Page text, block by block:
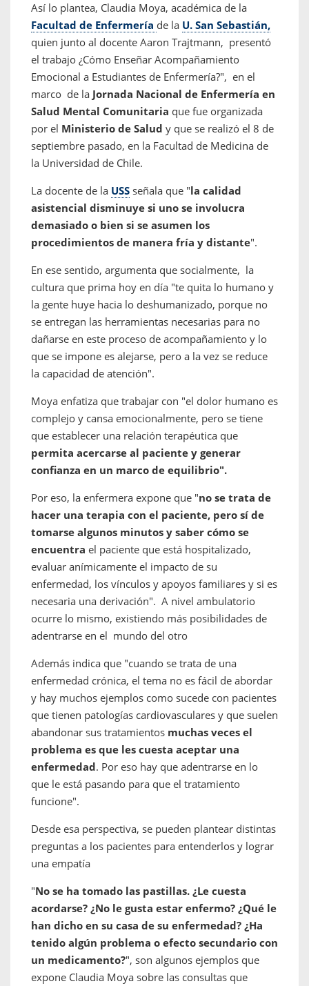
Así lo plantea, Claudia Moya, académica de la
Facultad de Enfermería de la U. San Sebastián,
quien junto al docente Aaron Trajtmann, presentó
el trabajo ¿Cómo Enseñar Acompañamiento
Emocional a Estudiantes de Enfermería?", en el
marco de la Jornada Nacional de Enfermería en
Salud Mental Comunitaria que fue organizada
por el Ministerio de Salud y que se realizó el 8 de
septiembre pasado, en la Facultad de Medicina de
la Universidad de Chile.
La docente de la USS señala que "la calidad
asistencial disminuye si uno se involucra
demasiado o bien si se asumen los
procedimientos de manera fría y distante".
En ese sentido, argumenta que socialmente, la
cultura que prima hoy en día "te quita lo humano y
la gente huye hacia lo deshumanizado, porque no
se entregan las herramientas necesarias para no
dañarse en este proceso de acompañamiento y lo
que se impone es alejarse, pero a la vez se reduce
la capacidad de atención".
Moya enfatiza que trabajar con "el dolor humano es
complejo y cansa emocionalmente, pero se tiene
que establecer una relación terapéutica que
permita acercarse al paciente y generar
confianza en un marco de equilibrio".
Por eso, la enfermera expone que "no se trata de
hacer una terapia con el paciente, pero sí de
tomarse algunos minutos y saber cómo se
encuentra el paciente que está hospitalizado,
evaluar anímicamente el impacto de su
enfermedad, los vínculos y apoyos familiares y si es
necesaria una derivación". A nivel ambulatorio
ocurre lo mismo, existiendo más posibilidades de
adentrarse en el mundo del otro
Además indica que "cuando se trata de una
enfermedad crónica, el tema no es fácil de abordar
y hay muchos ejemplos como sucede con pacientes
que tienen patologías cardiovasculares y que suelen
abandonar sus tratamientos muchas veces el
problema es que les cuesta aceptar una
enfermedad. Por eso hay que adentrarse en lo
que le está pasando para que el tratamiento
funcione".
Desde esa perspectiva, se pueden plantear distintas
preguntas a los pacientes para entenderlos y lograr
una empatía
"No se ha tomado las pastillas. ¿Le cuesta
acordarse? ¿No le gusta estar enfermo? ¿Qué le
han dicho en su casa de su enfermedad? ¿Ha
tenido algún problema o efecto secundario con
un medicamento?", son algunos ejemplos que
expone Claudia Moya sobre las consultas que